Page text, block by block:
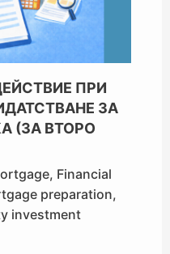
ПРИ
ЗА
(ЗА ВТОРО
, Financial
preparation,
investment